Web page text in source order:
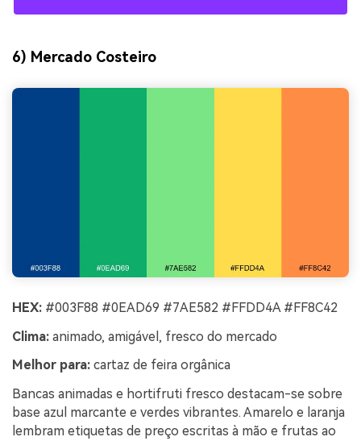
6) Mercado Costeiro
HEX: #003F88 #0EAD69 #7AE582 #FFDD4A #FF8C42
Clima: animado, amigável, fresco do mercado
Melhor para: cartaz de feira orgânica
Bancas animadas e hortifruti fresco destacam-se sobre
base azul marcante e verdes vibrantes. Amarelo e laranja
lembram etiquetas de preço escritas à mão e frutas ao